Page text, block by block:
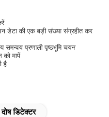
डेटा की एक बड़ी संख्या संग्रहीत कर
समन्वय प्रणाली पृष्ठभूमि चयन
मापें
है
डिटेक्टर